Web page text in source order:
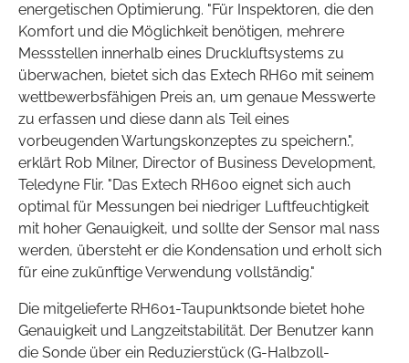
energetischen Optimierung. "Für Inspektoren, die den
Komfort und die Möglichkeit benötigen, mehrere
Messstellen innerhalb eines Druckluftsystems zu
überwachen, bietet sich das Extech RH60 mit seinem
wettbewerbsfähigen Preis an, um genaue Messwerte
zu erfassen und diese dann als Teil eines
vorbeugenden Wartungskonzeptes zu speichern.",
erklärt Rob Milner, Director of Business Development,
Teledyne Flir. "Das Extech RH600 eignet sich auch
optimal für Messungen bei niedriger Luftfeuchtigkeit
mit hoher Genauigkeit, und sollte der Sensor mal nass
werden, übersteht er die Kondensation und erholt sich
für eine zukünftige Verwendung vollständig."
Die mitgelieferte RH601-Taupunktsonde bietet hohe
Genauigkeit und Langzeitstabilität. Der Benutzer kann
die Sonde über ein Reduzierstück (G-Halbzoll-